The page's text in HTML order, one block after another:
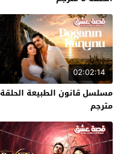
02:02:14
مترجم